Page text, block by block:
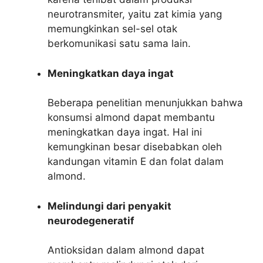
neurotransmiter, yaitu zat kimia yang
memungkinkan sel-sel otak
berkomunikasi satu sama lain.
Meningkatkan daya ingat
Beberapa penelitian menunjukkan bahwa
konsumsi almond dapat membantu
meningkatkan daya ingat. Hal ini
kemungkinan besar disebabkan oleh
kandungan vitamin E dan folat dalam
almond.
Melindungi dari penyakit
neurodegeneratif
Antioksidan dalam almond dapat